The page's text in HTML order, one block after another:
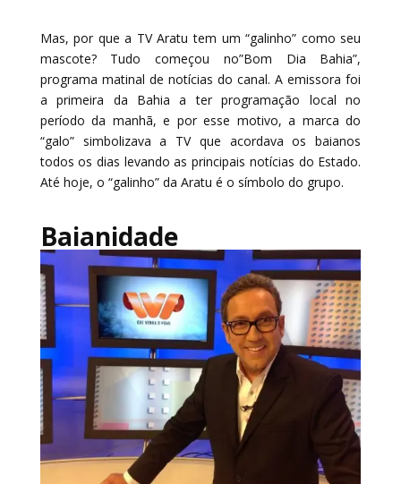
Mas, por que a TV Aratu tem um “galinho” como seu
mascote? Tudo começou no”Bom Dia Bahia”,
programa matinal de notícias do canal. A emissora foi
a primeira da Bahia a ter programação local no
período da manhã, e por esse motivo, a marca do
“galo” simbolizava a TV que acordava os baianos
todos os dias levando as principais notícias do Estado.
Até hoje, o “galinho” da Aratu é o símbolo do grupo.
Baianidade